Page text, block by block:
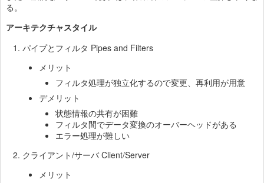
る。
アーキテクチャスタイル
パイプとフィルタ Pipes and Filters
メリット
フィルタ処理が独立化するので変更、再利用が用意
デメリット
状態情報の共有が困難
フィルタ間でデータ変換のオーバーヘッドがある
エラー処理が難しい
クライアント/サーバ Client/Server
メリット